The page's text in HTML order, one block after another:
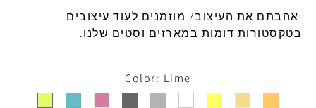
אהבתם את העיצוב? מוזמנים לעוד עיצובים
בטקסטורות דומות במארזים וסטים שלנו.
Color Lime